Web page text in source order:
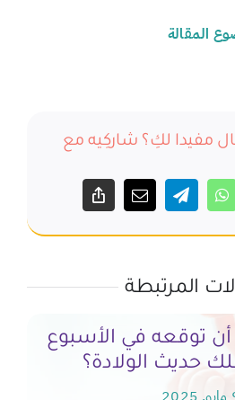
المقالة
مفيدا لكِ؟ شاركِيه مع
المرتبطة
توقعه في الأسبوع
حديث الولادة؟